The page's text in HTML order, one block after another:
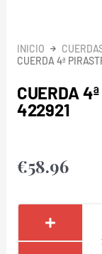
INICIO
CUERDA 4ª
CUERDA
422921
€58.96